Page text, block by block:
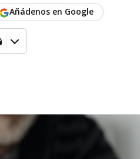
Añádenos en Google